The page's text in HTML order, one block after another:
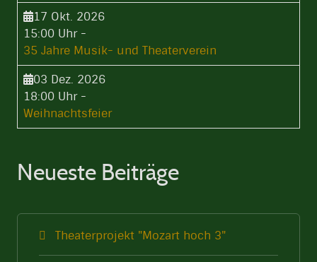
17 Okt. 2026
15:00 Uhr-
35 Jahre Musik- und Theaterverein
03 Dez. 2026
18:00 Uhr-
Weihnachtsfeier
Neueste Beiträge
Theaterprojekt "Mozart hoch 3"